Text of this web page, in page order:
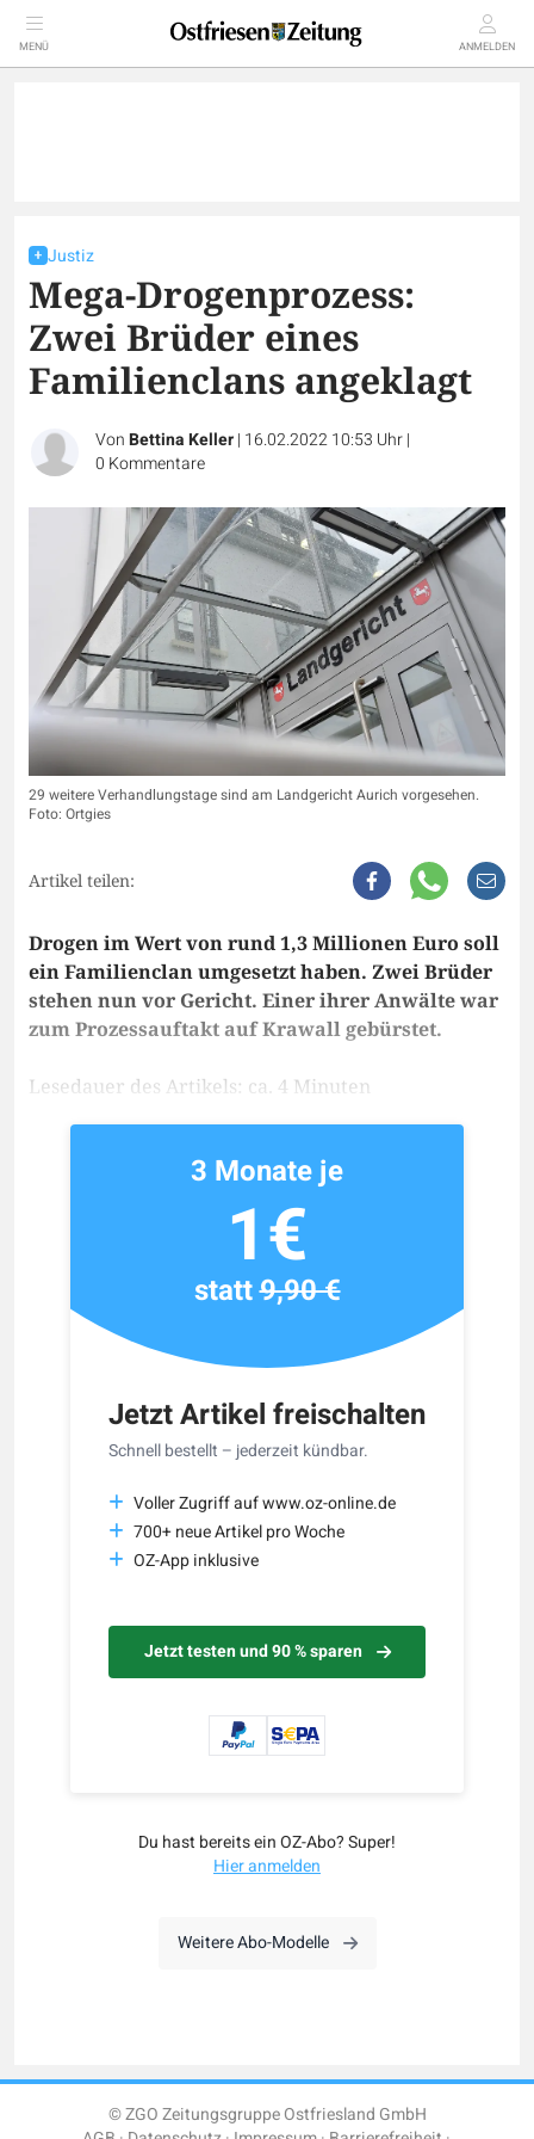
MENÜ ANMELDEN
Justiz
Mega-Drogenprozess:
Zwei Brüder eines
Familienclans angeklagt
VonBettina Keller| 16.02.2022 10:53 Uhr|
0 Kommentare
29 weitere Verhandlungstage sind am Landgericht Aurich vorgesehen.
Foto: Ortgies
Artikel teilen:
Drogen im Wert von rund 1,3 Millionen Euro soll
ein Familienclan umgesetzt haben. Zwei Brüder
stehen nun vor Gericht. Einer ihrer Anwälte war
zum Prozessauftakt auf Krawall gebürstet.
Lesedauer des Artikels: ca. 4 Minuten
Jetzt Artikel freischalten
Schnell bestellt – jederzeit kündbar.
Voller Zugriff auf www.oz-online.de
700+ neue Artikel pro Woche
OZ-App inklusive
Jetzt testen und 90 % sparen
3 Monate je
1€
statt9,90 €
Du hast bereits ein OZ-Abo? Super!
Hier anmelden
Weitere Abo-Modelle
© ZGO Zeitungsgruppe Ostfriesland GmbH